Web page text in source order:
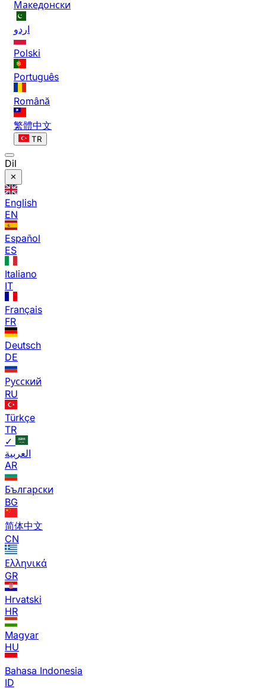
Македонски
اردو
Polski
Português
Română
繁體中文
TR
Dil
English
EN
Español
ES
Italiano
IT
Français
FR
Deutsch
DE
Русский
RU
Türkçe
TR
✓
العربية
AR
Български
BG
简体中文
CN
Ελληνικά
GR
Hrvatski
HR
Magyar
HU
Bahasa Indonesia
ID